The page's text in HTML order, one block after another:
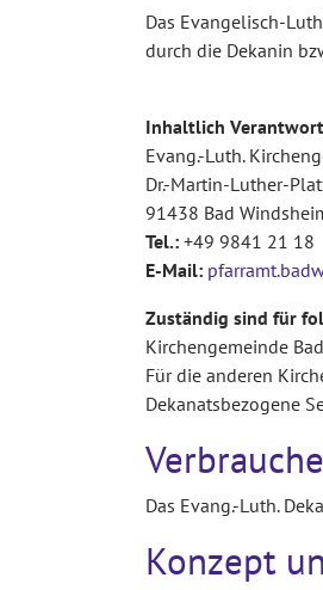
Das Evangelisch-
durch die Dekanin
Inhaltlich
Evang.-Luth.
Dr.-Martin-Luther-
91438 Bad
Tel.: +49 9841 21 18
E-Mail:
Zuständig sind für
Kirchengemeinde
Für die anderen
Dekanatsbezogene
Das Evang.-Luth.
Konzept